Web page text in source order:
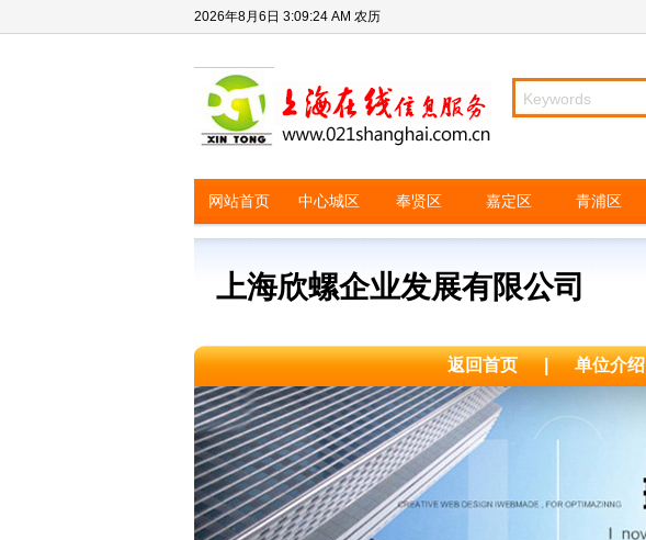
2026年8月6日 3:09:24 AM 农历
网站首页 中心城区 奉贤区 嘉定区 青浦区
上海欣螺企业发展有限公司
返回首页 | 单位介绍